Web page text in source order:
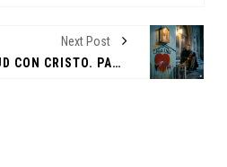
Next Post
PLENITUD CON CRISTO. PADRE FELIPE DE JESÚS SÁNCHEZ GALLEGOS